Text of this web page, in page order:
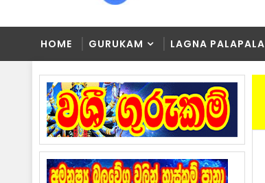
HOME GURUKAM LAGNA PALAPALA